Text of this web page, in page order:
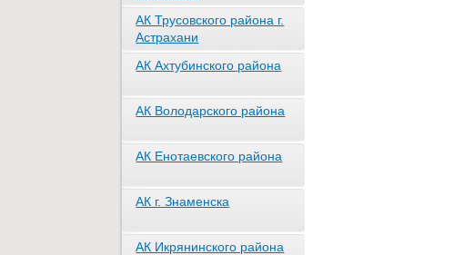
АК Трусовского района г.
Астрахани
АК Ахтубинского района
АК Володарского района
АК Енотаевского района
АК г. Знаменска
АК Икрянинского района